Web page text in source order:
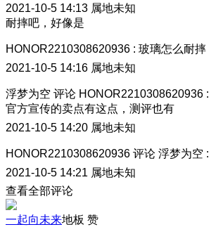
2021-10-5 14:13 属地未知
耐摔吧，好像是
HONOR2210308620936 : 玻璃怎么耐摔
2021-10-5 14:16 属地未知
浮梦为空 评论 HONOR2210308620936 :
官方宣传的卖点有这点，测评也有
2021-10-5 14:20 属地未知
HONOR2210308620936 评论 浮梦为空 :
2021-10-5 14:21 属地未知
查看全部评论
一起向未来地板 赞